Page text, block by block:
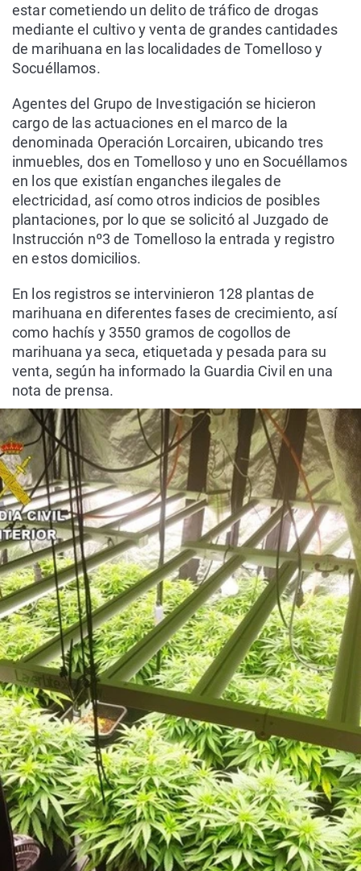
estar cometiendo un delito de tráfico de drogas
mediante el cultivo y venta de grandes cantidades
de marihuana en las localidades de Tomelloso y
Socuéllamos.
Agentes del Grupo de Investigación se hicieron
cargo de las actuaciones en el marco de la
denominada Operación Lorcairen, ubicando tres
inmuebles, dos en Tomelloso y uno en Socuéllamos
en los que existían enganches ilegales de
electricidad, así como otros indicios de posibles
plantaciones, por lo que se solicitó al Juzgado de
Instrucción nº3 de Tomelloso la entrada y registro
en estos domicilios.
En los registros se intervinieron 128 plantas de
marihuana en diferentes fases de crecimiento, así
como hachís y 3550 gramos de cogollos de
marihuana ya seca, etiquetada y pesada para su
venta, según ha informado la Guardia Civil en una
nota de prensa.